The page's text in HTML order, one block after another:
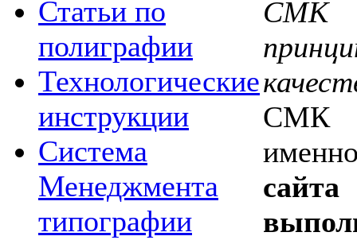
Статьи по
полиграфии
Технологические
инструкции
Система
Менеджмента
типографии
СМК
СМК